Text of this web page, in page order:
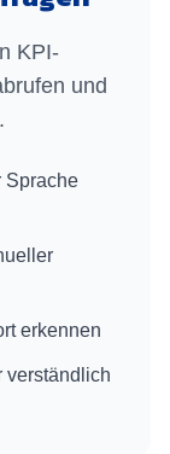
KPI-
und
Sprache
erkennen
verständlich